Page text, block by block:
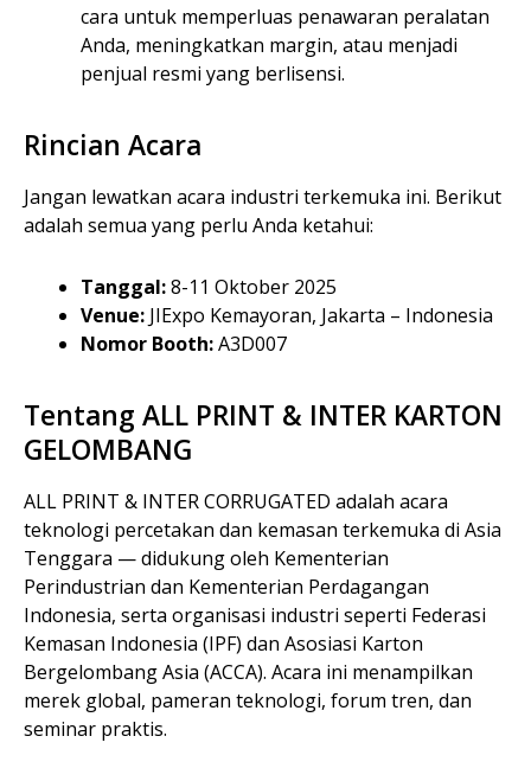
cara untuk memperluas penawaran peralatan
Anda, meningkatkan margin, atau menjadi
penjual resmi yang berlisensi.
Rincian Acara
Jangan lewatkan acara industri terkemuka ini. Berikut
adalah semua yang perlu Anda ketahui:
Tanggal:8-11 Oktober 2025
Venue: JIExpo Kemayoran, Jakarta – Indonesia
Nomor Booth:A3D007
Tentang ALL PRINT & INTER KARTON
GELOMBANG
ALL PRINT & INTER CORRUGATED adalah acara
teknologi percetakan dan kemasan terkemuka di Asia
Tenggara — didukung oleh Kementerian
Perindustrian dan Kementerian Perdagangan
Indonesia, serta organisasi industri seperti Federasi
Kemasan Indonesia (IPF) dan Asosiasi Karton
Bergelombang Asia (ACCA). Acara ini menampilkan
merek global, pameran teknologi, forum tren, dan
seminar praktis.